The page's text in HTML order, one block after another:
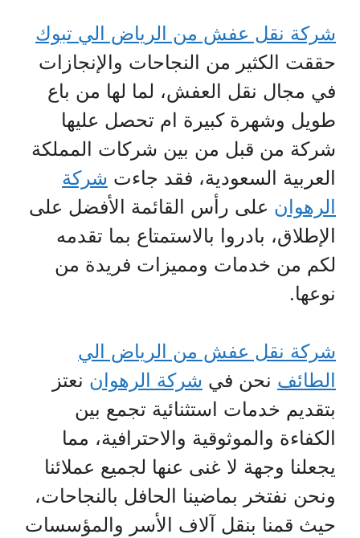
شركة نقل عفش من الرياض الي تبوك
حققت الكثير من النجاحات والإنجازات
في مجال نقل العفش، لما لها من باع
طويل وشهرة كبيرة ام تحصل عليها
شركة من قبل من بين شركات المملكة
العربية السعودية، فقد جاءت شركة
الرهوان على رأس القائمة الأفضل على
الإطلاق، بادروا بالاستمتاع بما تقدمه
لكم من خدمات ومميزات فريدة من
نوعها.
شركة نقل عفش من الرياض الي
الطائف نحن في شركة الرهوان نعتز
بتقديم خدمات استثنائية تجمع بين
الكفاءة والموثوقية والاحترافية، مما
يجعلنا وجهة لا غنى عنها لجميع عملائنا
ونحن نفتخر بماضينا الحافل بالنجاحات،
حيث قمنا بنقل آلاف الأسر والمؤسسات